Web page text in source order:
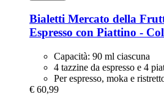
Bialetti Mercato della
Espresso con Piattino -​
Capacità: 90 ml ciascuna
4 tazzine da espresso e 4
Per espresso, moka e
€ 60,99